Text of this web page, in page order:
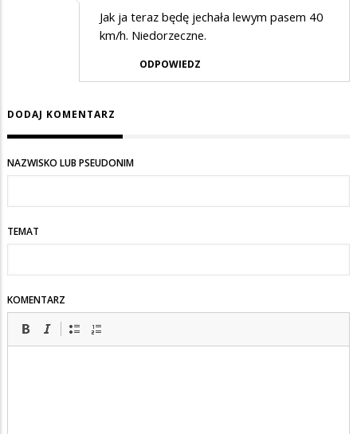
Jak ja teraz będę jechała lewym pasem 40
km/h. Niedorzeczne.
ODPOWIEDZ
DODAJ KOMENTARZ
NAZWISKO LUB PSEUDONIM
TEMAT
KOMENTARZ